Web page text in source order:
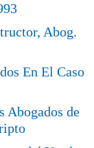
Abog.
En El Caso
Abogados de